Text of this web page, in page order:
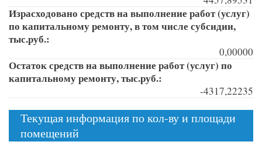
Израсходовано средств на выполнение работ (услуг)
по капитальному ремонту, в том числе субсидии,
тыс.руб.:
0,00000
Остаток средств на выполнение работ (услуг) по
капитальному ремонту, тыс.руб.:
-4317,22235
Текущая информация по кол-ву и площади
помещений